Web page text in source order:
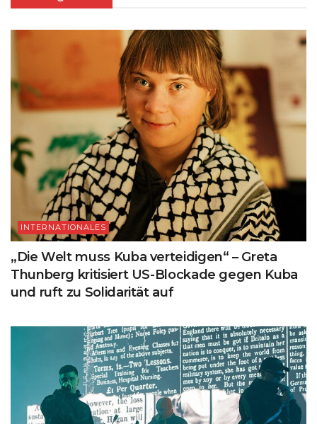
INTERNATIONALES
„Die Welt muss Kuba verteidigen“ – Greta
Thunberg kritisiert US-Blockade gegen Kuba
und ruft zu Solidarität auf